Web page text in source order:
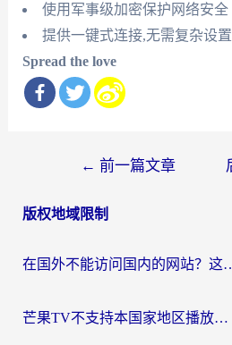
使用军事级加密保护网络安全
提供一键式连接,无需复杂设置
Spread the love
导
← 前一篇文章
版权地域限制
在国外不能访问国内的网站？
芒果TV不支持本国家地区播放该怎么解决？海外党追剧看片的终极指南